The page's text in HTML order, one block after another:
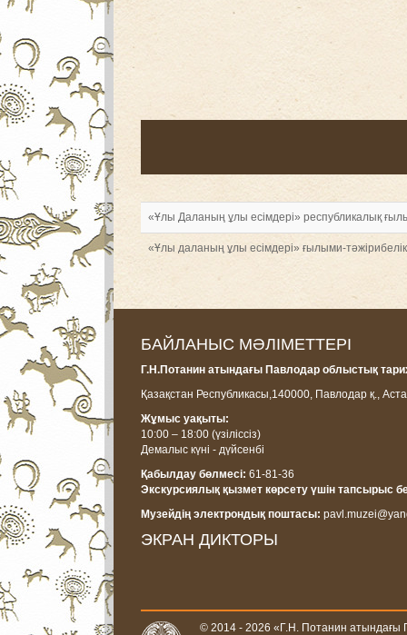
«Ұлы Даланың ұлы есімдері» республикалық
«Ұлы даланың ұлы есімдері» ғылыми-
БАЙЛАНЫС МӘЛІМЕТТЕРІ
Г.Н.Потанин атындағы Павлодар облыстық
Қазақстан Республикасы,140000, Павлодар қ.,
Жұмыс уақыты:
10:00 – 18:00 (үзіліссіз)
Демалыс күні - дүйсенбі
Қабылдау бөлмесі: 61-81-36
Экскурсиялық қызмет көрсету үшін тапсырыс
Музейдің электрондық поштасы:
ЭКРАН ДИКТОРЫ
© 2014 - 2026 «Г.Н. Потанин атындағы